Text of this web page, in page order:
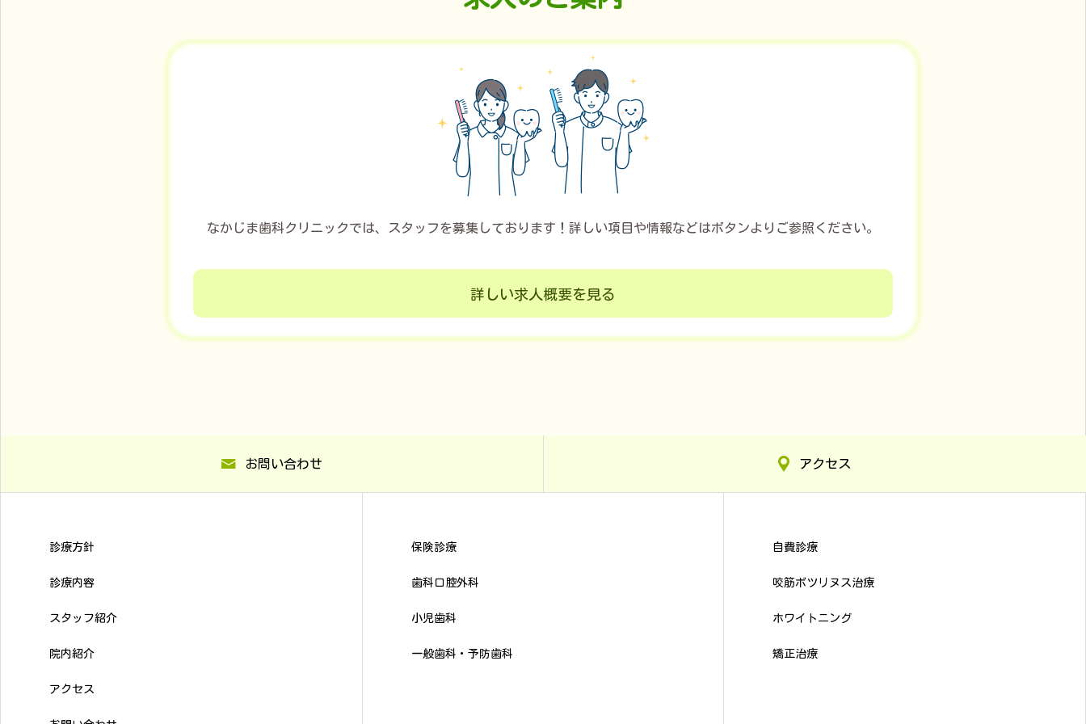
なかじま歯科クリニックでは、スタッフを募集しております！詳しい項目や情報などはボタンよりご参照ください。
詳しい求人概要を見る
お問い合わせ アクセス
診療方針
診療内容
スタッフ紹介
院内紹介
アクセス
保険診療
歯科口腔外科
小児歯科
一般歯科・予防歯科
自費診療
咬筋ボツリヌス治療
ホワイトニング
矯正治療